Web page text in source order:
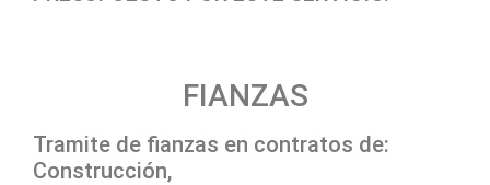
FIANZAS
Tramite de fianzas en contratos de:
Construcción,